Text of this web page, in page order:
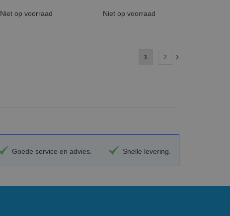
Niet op voorraad Niet op voorraad
U lees momenteel pagina
1 Pagina
2
Goede service en advies. Snelle levering.